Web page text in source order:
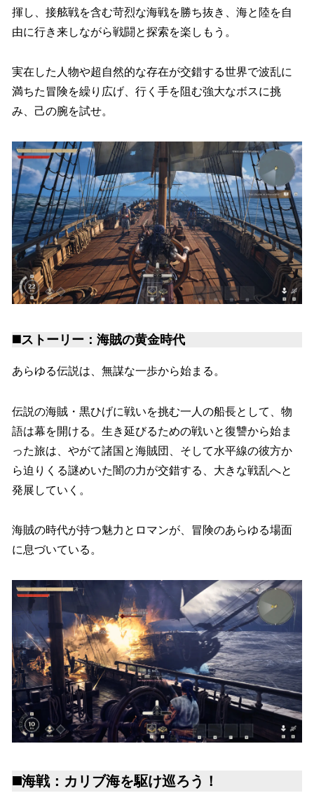
揮し、接舷戦を含む苛烈な海戦を勝ち抜き、海と陸を自
由に行き来しながら戦闘と探索を楽しもう。
実在した人物や超自然的な存在が交錯する世界で波乱に
満ちた冒険を繰り広げ、行く手を阻む強大なボスに挑
み、己の腕を試せ。
◼️ストーリー：海賊の黄金時代
あらゆる伝説は、無謀な一歩から始まる。
伝説の海賊・黒ひげに戦いを挑む一人の船長として、物
語は幕を開ける。生き延びるための戦いと復讐から始ま
った旅は、やがて諸国と海賊団、そして水平線の彼方か
ら迫りくる謎めいた闇の力が交錯する、大きな戦乱へと
発展していく。
海賊の時代が持つ魅力とロマンが、冒険のあらゆる場面
に息づいている。
◼️海戦：カリブ海を駆け巡ろう！